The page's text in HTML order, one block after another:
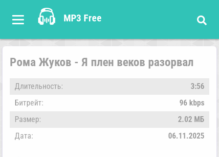
MP3 Free
Рома Жуков - Я плен веков разорвал
Длительность:
3:56
Битрейт:
96 kbps
Размер:
2.02 МБ
Дата:
06.11.2025